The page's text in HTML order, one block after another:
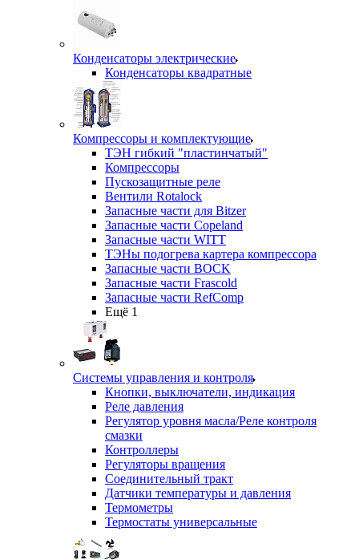
Конденсаторы электрические
Конденсаторы квадратные
Компрессоры и комплектующие
ТЭН гибкий "пластинчатый"
Компрессоры
Пускозащитные реле
Вентили Rotalock
Запасные части для Bitzer
Запасные части Copeland
Запасные части WITT
ТЭНы подогрева картера компрессора
Запасные части BOCK
Запасные части Frascold
Запасные части RefComp
Ещё 1
Системы управления и контроля
Кнопки, выключатели, индикация
Реле давления
Регулятор уровня масла/Реле контроля
смазки
Контроллеры
Регуляторы вращения
Соединительный тракт
Датчики температуры и давления
Термометры
Термостаты универсальные